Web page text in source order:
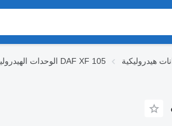
الوحدات الهيدروليكية DAF XF 105